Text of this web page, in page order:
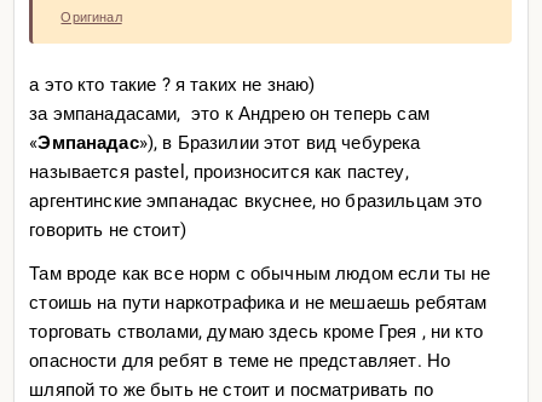
Оригинал
а это кто такие ? я таких не знаю)
за эмпанадасами, это к Андрею он теперь сам
«Эмпанадас»), в Бразилии этот вид чебурека
называется pastel, произносится как пастеу,
аргентинские эмпанадас вкуснее, но бразильцам это
говорить не стоит)
Там вроде как все норм с обычным людом если ты не
стоишь на пути наркотрафика и не мешаешь ребятам
торговать стволами, думаю здесь кроме Грея , ни кто
опасности для ребят в теме не представляет. Но
шляпой то же быть не стоит и посматривать по